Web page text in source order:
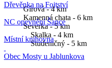
Gírová - 4 km
Kamenná chata - 6 km
Severka - 5 km
Skalka - 4 km
Studeničný - 5 km
Dřevěnka na Fojtství
NC opevnění Šance
Místní knihovna
Obec Mosty u Jablunkova